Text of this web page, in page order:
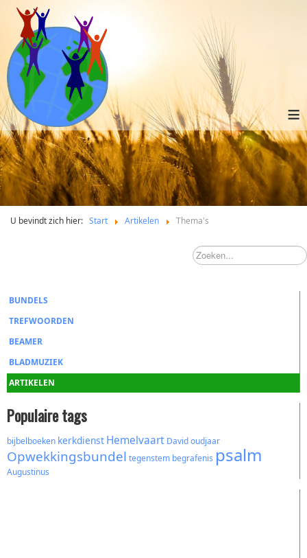
≡
U bevindt zich hier: Start Artikelen Thema's
BUNDELS
TREFWOORDEN
BEAMER
BLADMUZIEK
ARTIKELEN
Populaire tags
bijbelboeken kerkdienst Hemelvaart Davidoudjaar
Opwekkingsbundel tegenstem begrafenis psalm
Augustinus